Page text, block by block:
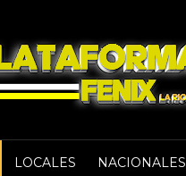
LOCALES NACIONALES